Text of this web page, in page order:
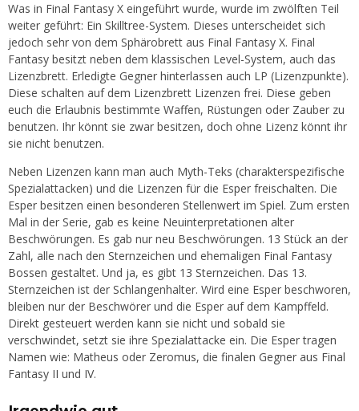
Was in Final Fantasy X eingeführt wurde, wurde im zwölften Teil
weiter geführt: Ein Skilltree-System. Dieses unterscheidet sich
jedoch sehr von dem Sphärobrett aus Final Fantasy X. Final
Fantasy besitzt neben dem klassischen Level-System, auch das
Lizenzbrett. Erledigte Gegner hinterlassen auch LP (Lizenzpunkte).
Diese schalten auf dem Lizenzbrett Lizenzen frei. Diese geben
euch die Erlaubnis bestimmte Waffen, Rüstungen oder Zauber zu
benutzen. Ihr könnt sie zwar besitzen, doch ohne Lizenz könnt ihr
sie nicht benutzen.
Neben Lizenzen kann man auch Myth-Teks (charakterspezifische
Spezialattacken) und die Lizenzen für die Esper freischalten. Die
Esper besitzen einen besonderen Stellenwert im Spiel. Zum ersten
Mal in der Serie, gab es keine Neuinterpretationen alter
Beschwörungen. Es gab nur neu Beschwörungen. 13 Stück an der
Zahl, alle nach den Sternzeichen und ehemaligen Final Fantasy
Bossen gestaltet. Und ja, es gibt 13 Sternzeichen. Das 13.
Sternzeichen ist der Schlangenhalter. Wird eine Esper beschworen,
bleiben nur der Beschwörer und die Esper auf dem Kampffeld.
Direkt gesteuert werden kann sie nicht und sobald sie
verschwindet, setzt sie ihre Spezialattacke ein. Die Esper tragen
Namen wie: Matheus oder Zeromus, die finalen Gegner aus Final
Fantasy II und IV.